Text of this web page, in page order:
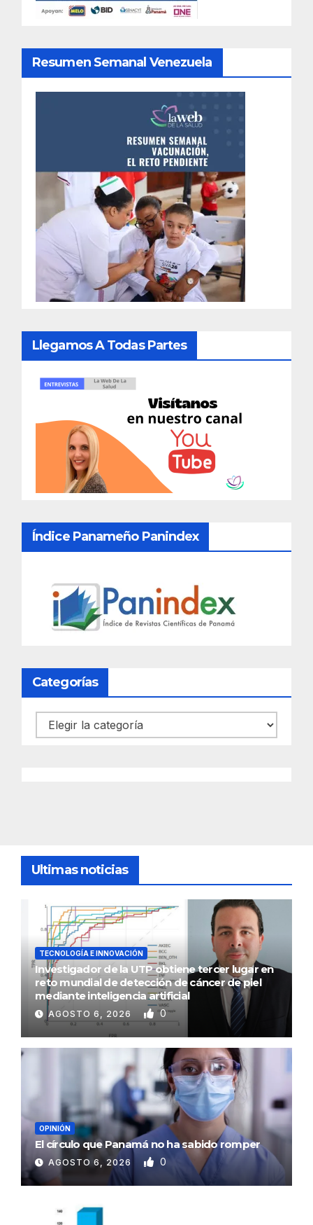
Resumen Semanal Venezuela
Llegamos A Todas Partes
Índice Panameño Panindex
Categorías
Categorías
Ultimas noticias
TECNOLOGÍA E INNOVACIÓN
Investigador de la UTP obtiene tercer lugar en
reto mundial de detección de cáncer de piel
mediante inteligencia artificial
AGOSTO 6, 2026 0
OPINIÓN
El círculo que Panamá no ha sabido romper
AGOSTO 6, 2026 0